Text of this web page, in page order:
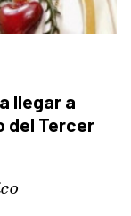
llegar a
del Tercer